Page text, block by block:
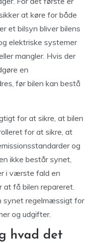
at køre for både
et bilsyn bliver bilens
elektriske systemer
mangler. Hvis der
en
før bilen kan bestå
for at sikre, at bilen
for at sikre, at
og
ikke består synet,
i værste fald en
få bilen repareret.
synet regelmæssigt for
og udgifter.
hvad det